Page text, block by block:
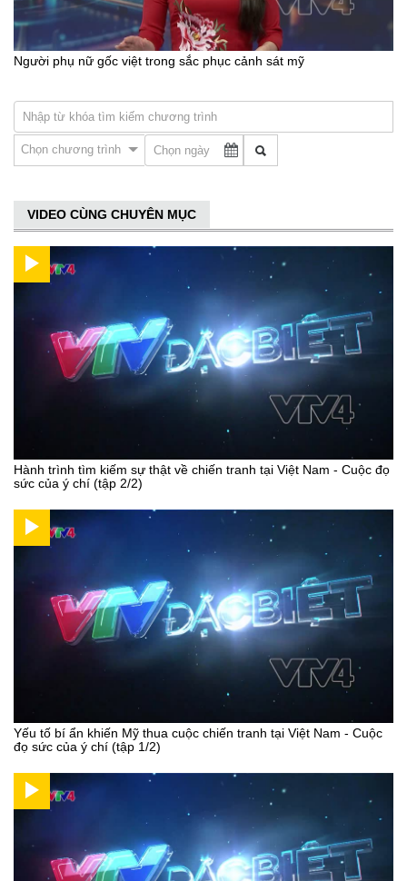
Người phụ nữ gốc việt trong sắc phục cảnh sát mỹ
Chọn chương trình
VIDEO CÙNG CHUYÊN MỤC
Hành trình tìm kiếm sự thật về chiến tranh tại Việt Nam - Cuộc đọ
sức của ý chí (tập 2/2)
Yếu tố bí ẩn khiến Mỹ thua cuộc chiến tranh tại Việt Nam - Cuộc
đọ sức của ý chí (tập 1/2)